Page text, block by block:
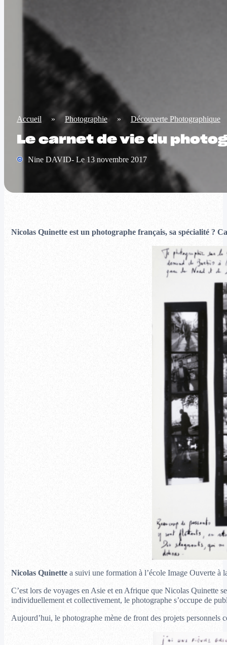
Accueil » Photographie » Découverte Photographique
Le carnet de vie du
Nine DAVID- Le 13 novembre 2017
Nicolas Quinette est un photographe français, sa spécialité ?
Nicolas Quinettea suivi une formation à l’école Image Ouverte à
C’est lors de voyages en Asie et en Afrique que Nicolas Quinette
individuellement et collectivement, le photographe s’occupe de
Aujourd’hui, le photographe mène de front des projets personnels